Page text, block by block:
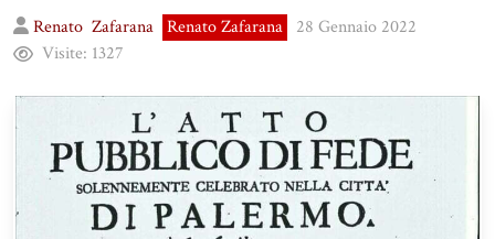
Renato Zafarana Renato Zafarana
28 Gennaio 2022
Visite: 1327